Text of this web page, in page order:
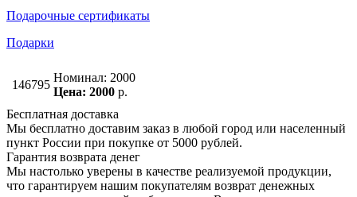
Подарочные сертификаты
Подарки
146795
Номинал: 2000
Цена: 2000 р.
Бесплатная доставка
Мы бесплатно доставим заказ в любой город или населенный
пункт России при покупке от 5000 рублей.
Гарантия возврата денег
Мы настолько уверены в качестве реализуемой продукции,
что гарантируем нашим покупателям возврат денежных